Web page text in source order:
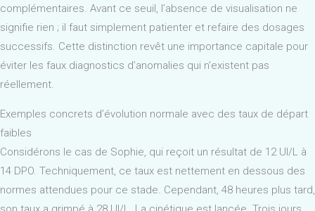
complémentaires. Avant ce seuil, l’absence de visualisation ne
signifie rien ; il faut simplement patienter et refaire des dosages
successifs. Cette distinction revêt une importance capitale pour
éviter les faux diagnostics d’anomalies qui n’existent pas
réellement.
Exemples concrets d’évolution normale avec des taux de départ
faibles
Considérons le cas de Sophie, qui reçoit un résultat de 12 UI/L à
14 DPO. Techniquement, ce taux est nettement en dessous des
normes attendues pour ce stade. Cependant, 48 heures plus tard,